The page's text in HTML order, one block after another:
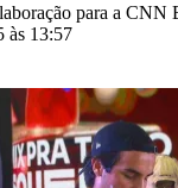
para a CNN
às 13:57